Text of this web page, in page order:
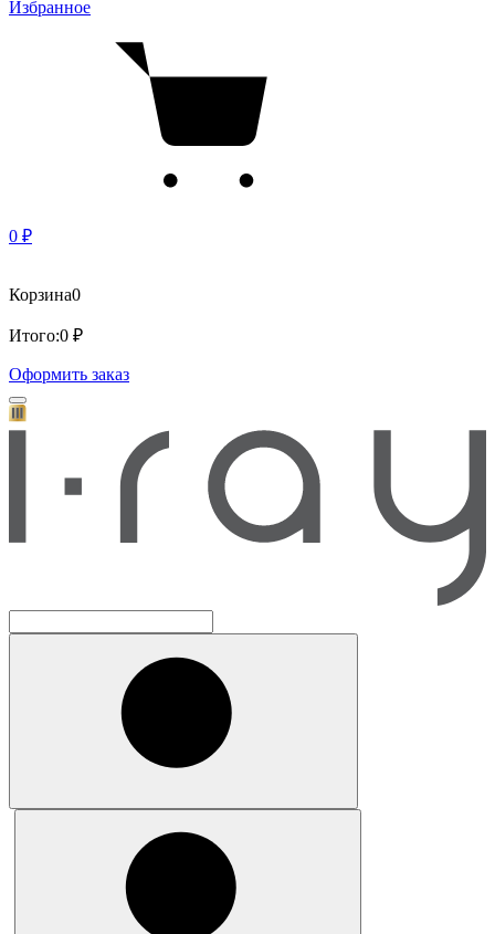
Избранное
0 ₽
Корзина0
Итого:0 ₽
Оформить заказ